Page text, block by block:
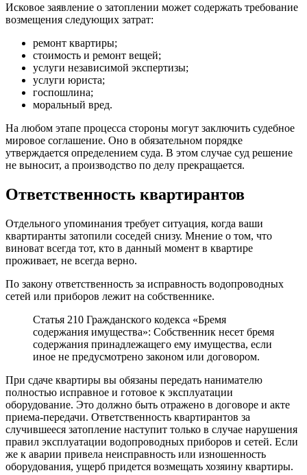
Исковое заявление о затоплении может содержать требование
возмещения следующих затрат:
ремонт квартиры;
стоимость и ремонт вещей;
услуги независимой экспертизы;
услуги юриста;
госпошлина;
моральный вред.
На любом этапе процесса стороны могут заключить судебное
мировое соглашение. Оно в обязательном порядке
утверждается определением суда. В этом случае суд решение
не выносит, а производство по делу прекращается.
Ответственность квартирантов
Отдельного упоминания требует ситуация, когда ваши
квартиранты затопили соседей снизу. Мнение о том, что
виноват всегда тот, кто в данный момент в квартире
проживает, не всегда верно.
По закону ответственность за исправность водопроводных
сетей или приборов лежит на собственнике.
Статья 210 Гражданского кодекса «Бремя
содержания имущества»: Собственник несет бремя
содержания принадлежащего ему имущества, если
иное не предусмотрено законом или договором.
При сдаче квартиры вы обязаны передать нанимателю
полностью исправное и готовое к эксплуатации
оборудование. Это должно быть отражено в договоре и акте
приема-передачи. Ответственность квартирантов за
случившееся затопление наступит только в случае нарушения
правил эксплуатации водопроводных приборов и сетей. Если
же к аварии привела неисправность или изношенность
оборудования, ущерб придется возмещать хозяину квартиры.